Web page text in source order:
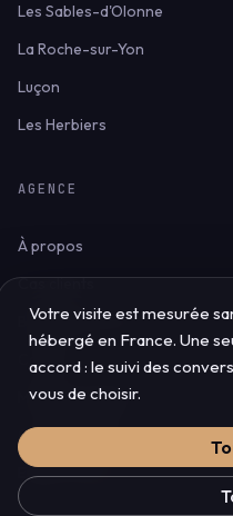
Les Sables-d'Olonne
La Roche-sur-Yon
Luçon
Les Herbiers
AGENCE
À propos
Cas clients
Blog & ressources
Mentions légales
Confidentialité
Espace client
Votre visite est mesurée
hébergé en France. Une
accord : le suivi des
vous de choisir.